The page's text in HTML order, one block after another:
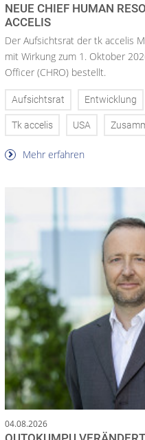
NEUE CHIEF HUMAN
ACCELIS
Der Aufsichtsrat der tk accelis
mit Wirkung zum 1. Oktober
Officer (CHRO) bestellt.
Aufsichtsrat Entwicklung
Tk accelis USA
Mehr erfahren
04.08.2026